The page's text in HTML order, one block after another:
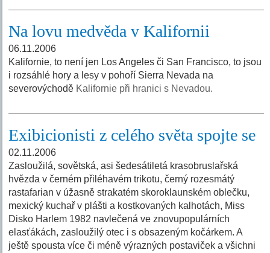
Na lovu medvěda v Kalifornii
06.11.2006
Kalifornie, to není jen Los Angeles či San Francisco, to jsou
i rozsáhlé hory a lesy v pohoří Sierra Nevada na
severovýchodě Kalifornie při hranici s Nevadou.
Exibicionisti z celého světa spojte se
02.11.2006
Zasloužilá, sovětská, asi šedesátiletá krasobruslařská
hvězda v černém přiléhavém trikotu, černý rozesmátý
rastafarian v úžasně strakatém skoroklaunském oblečku,
mexický kuchař v plášti a kostkovaných kalhotách, Miss
Disko Harlem 1982 navlečená ve znovupopulárních
elasťákách, zasloužilý otec i s obsazeným kočárkem. A
ještě spousta více či méně výrazných postaviček a všichni